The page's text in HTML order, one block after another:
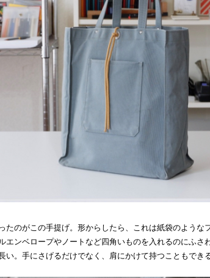
たのがこの手提げ。形からしたら、これは紙袋のような
エンベロープやノートなど四角いものを入れるのにふさ
い。手にさげるだけでなく、肩にかけて持つこともできる